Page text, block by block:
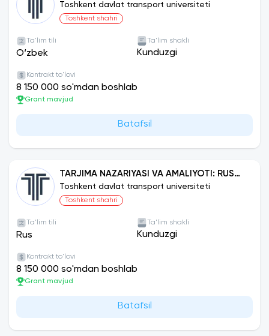
TILI
Toshkent davlat transport universiteti
Toshkent shahri
Ta'lim tili
O‘zbek
Ta'lim shakli
Kunduzgi
Kontrakt to'lovi
8 150 000 so'mdan boshlab
Grant mavjud
Batafsil
TARJIMA NAZARIYASI VA AMALIYOTI: RUS
TILI
Toshkent davlat transport universiteti
Toshkent shahri
Ta'lim tili
Rus
Ta'lim shakli
Kunduzgi
Kontrakt to'lovi
8 150 000 so'mdan boshlab
Grant mavjud
Batafsil